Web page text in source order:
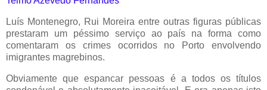
Luís Montenegro, Rui Moreira entre outras figuras públicas
prestaram um péssimo serviço ao país na forma como
comentaram os crimes ocorridos no Porto envolvendo
imigrantes magrebinos.
Obviamente que espancar pessoas é a todos os títulos